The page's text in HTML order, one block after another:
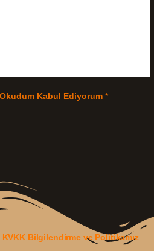
Kabul Ediyorum *
KVKK Bilgilendirme ve Politikamız